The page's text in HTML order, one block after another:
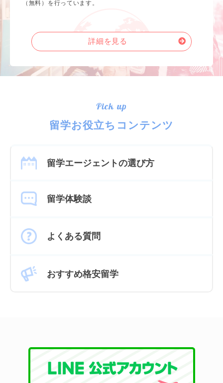
（無料）を行っています。
詳細を見る
Pick up
留学お役立ちコンテンツ
留学エージェントの選び方
留学体験談
よくある質問
おすすめ格安留学